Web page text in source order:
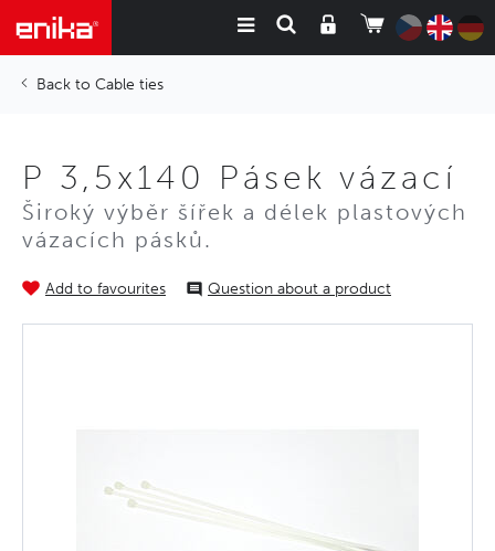
Cable ties
P 3,5x140 Pásek vázací
Široký výběr šířek a délek plastových
vázacích pásků.
Add to favourites Question about a product